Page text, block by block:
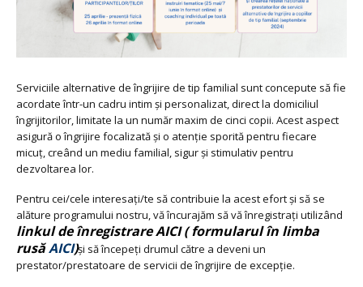
Serviciile alternative de îngrijire de tip familial sunt concepute să fie
acordate într-un cadru intim și personalizat, direct la domiciliul
îngrijitorilor, limitate la un număr maxim de cinci copii. Acest aspect
asigură o îngrijire focalizată și o atenție sporită pentru fiecare
micuț, creând un mediu familial, sigur și stimulativ pentru
dezvoltarea lor.
Pentru cei/cele interesați/te să contribuie la acest efort și să se
alăture programului nostru, vă încurajăm să vă înregistrați utilizând
linkul de înregistrare AICI( formularul în limba
rusăAICI)și să începeți drumul către a deveni un
prestator/prestatoare de servicii de îngrijire de excepție.